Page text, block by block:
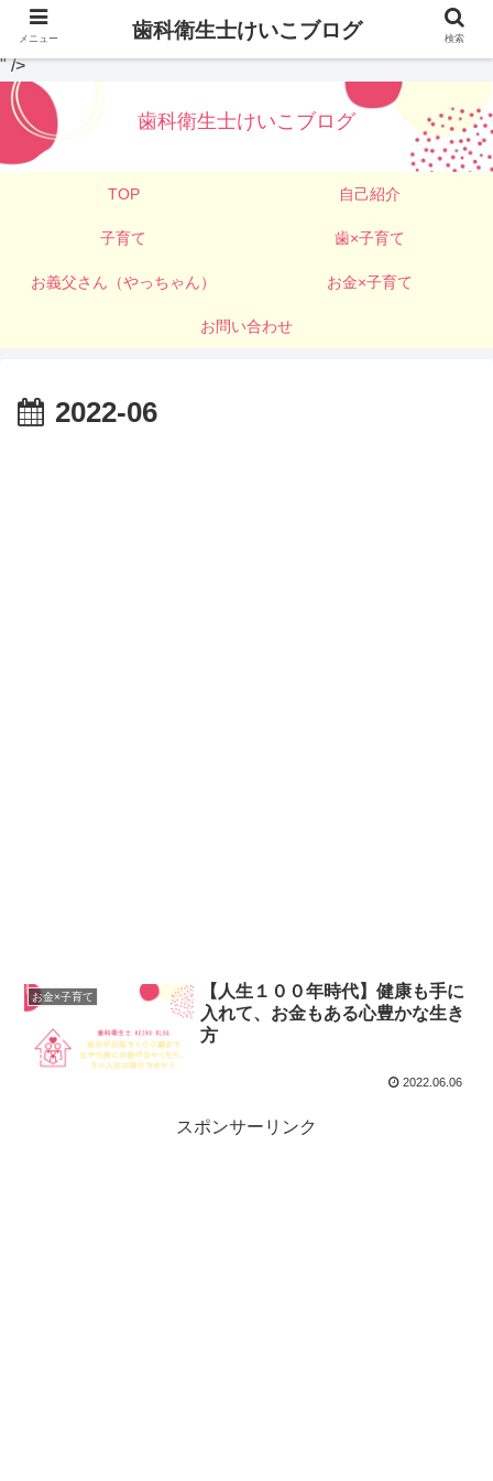
" />
歯科衛生士けいこブログ
TOP 自己紹介
子育て 歯×子育て
お義父さん（やっちゃん） お金×子育て
お問い合わせ
2022-06
お金×子育て
【人生１００年時代】健康も手に
入れて、お金もある心豊かな生き
方
2022.06.06
スポンサーリンク
メニュー 歯科衛生士けいこブログ 検索